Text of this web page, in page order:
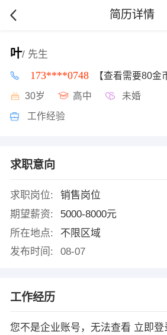
简历详情
叶/ 先生
173****0748 【查看需要80金
30岁 高中 未婚
工作经验
求职意向
求职岗位:
销售岗位
期望薪资:
5000-8000元
所在地点:
不限区域
发布时间:
08-07
工作经历
您不是企业账号，无法查看 立即登